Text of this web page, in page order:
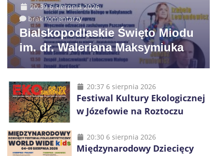
20:39 6 sierpnia 2026
brak komentarzy
Bialskopodlaskie Święto Miodu
im. dr. Waleriana Maksymiuka
20:37 6 sierpnia 2026
Festiwal Kultury Ekologicznej
w Józefowie na Roztoczu
20:30 6 sierpnia 2026
Międzynarodowy Dziecięcy